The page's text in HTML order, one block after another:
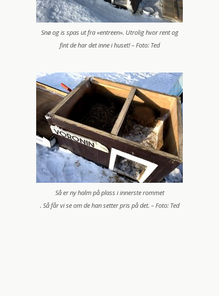
Snø og is spas ut fra «entreen». Utrolig hvor rent og
fint de har det inne i huset! – Foto: Ted
Så er ny halm på plass i innerste rommet
. Så får vi se om de han setter pris på det. – Foto: Ted